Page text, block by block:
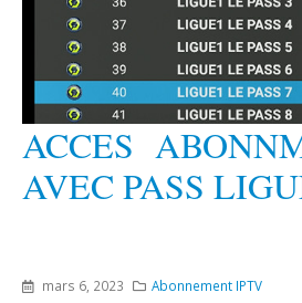
ACCES
AVEC PASS
mars 6, 2023 Abonnement IPTV